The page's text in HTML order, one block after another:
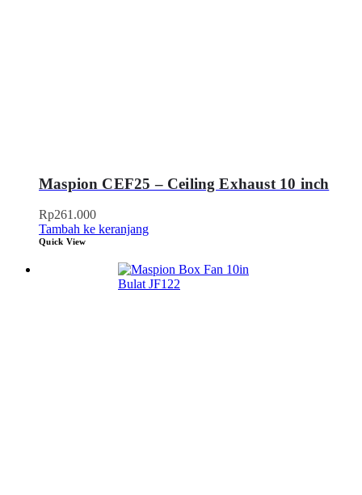
Maspion CEF25 – Ceiling Exhaust 10 inch
Rp261.000
Tambah ke keranjang
Quick View